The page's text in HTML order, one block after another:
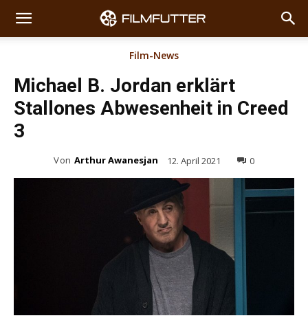
Film-News
Michael B. Jordan erklärt
Stallones Abwesenheit in Creed
3
Von Arthur Awanesjan 12. April 2021 0